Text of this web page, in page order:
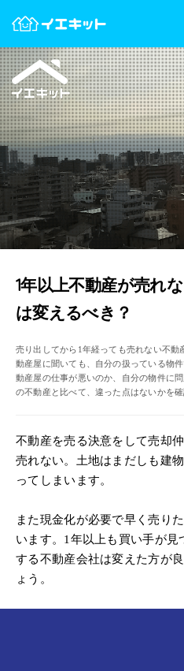
1年以上不動産が売れ
は変えるべき？
売り出してから1年経っても売れない不動
動産屋に聞いても、自分の扱っている物
動産屋の仕事が悪いのか、自分の物件に
の不動産と比べて、違った点はないかを確
不動産を売る決意をして売却
売れない。土地はまだしも建
ってしまいます。
また現金化が必要で早く売り
います。1年以上も買い手が
する不動産会社は変えた方が
ょう。